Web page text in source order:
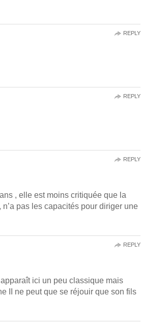
REPLY
REPLY
, elle est moins critiquée que la
pas les capacités pour diriger une
REPLY
ici un peu classique mais
II ne peut que se réjouir que son fils
REPLY